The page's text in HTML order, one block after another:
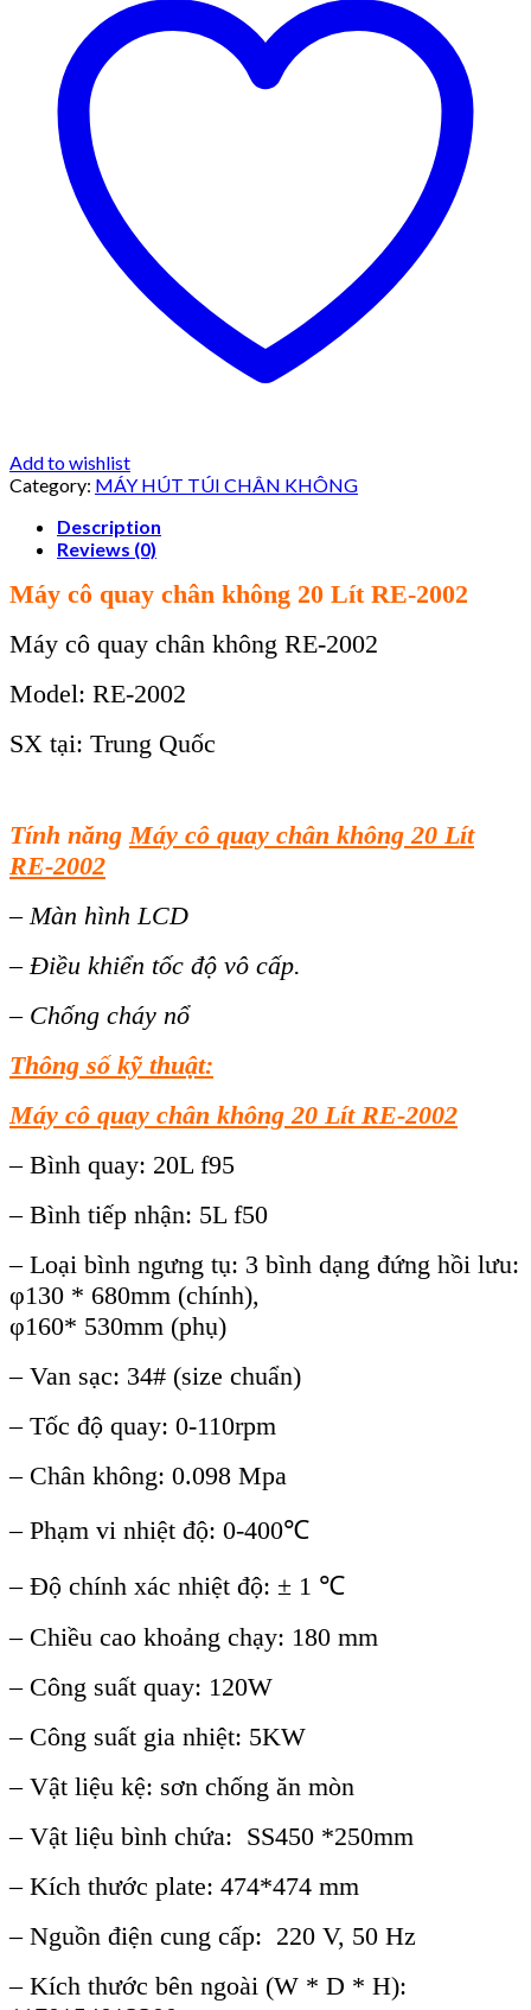
Add to wishlist
Category: MÁY HÚT TÚI CHÂN KHÔNG
Description
Reviews (0)
Máy cô quay chân không 20 Lít RE-2002
Máy cô quay chân không RE-2002
Model: RE-2002
SX tại: Trung Quốc
Tính năngMáy cô quay chân không 20 Lít
RE-2002
– Màn hình LCD
– Điều khiển tốc độ vô cấp.
– Chống cháy nổ
Thông số kỹ thuật:
Máy cô quay chân không 20 Lít RE-2002
– Bình quay: 20L f95
– Bình tiếp nhận: 5L f50
– Loại bình ngưng tụ: 3 bình dạng đứng hồi lưu:
φ130 * 680mm (chính),
φ160* 530mm (phụ)
– Van sạc: 34# (size chuẩn)
– Tốc độ quay: 0-110rpm
– Chân không: 0.098 Mpa
– Phạm vi nhiệt độ: 0-400℃
– Độ chính xác nhiệt độ: ± 1 ℃
– Chiều cao khoảng chạy: 180 mm
– Công suất quay: 120W
– Công suất gia nhiệt: 5KW
– Vật liệu kệ: sơn chống ăn mòn
– Vật liệu bình chứa: SS450 *250mm
– Kích thước plate: 474*474 mm
– Nguồn điện cung cấp: 220 V, 50 Hz
– Kích thước bên ngoài (W * D * H):